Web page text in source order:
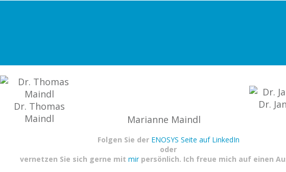
Dr. Thomas
Maindl
Marianne Maindl
Dr.
Folgen Sie der ENOSYS Seite auf LinkedIn
oder
vernetzen Sie sich gerne mit mirpersönlich. Ich freue mich auf einen